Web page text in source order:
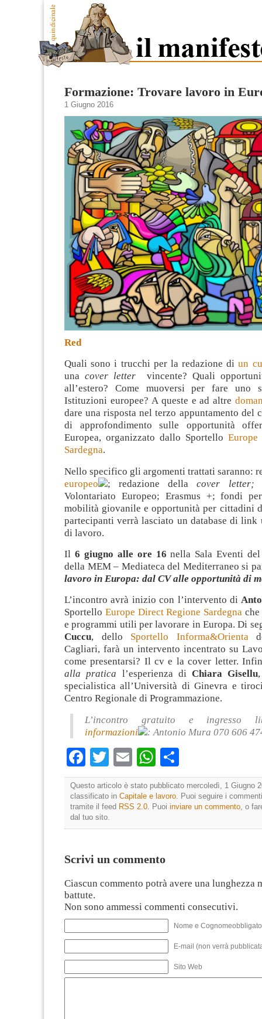
Formazione: Trovare lavoro in
1 Giugno 2016
Red
Quali sono i trucchi per la redazione di un
unacover letter
vincente? Quali
all’estero? Come muoversi per fare uno
Istituzioni europee? A queste e ad altre
dare una risposta nel terzo appuntamento del
di approfondimento sulle opportunità
Europea, organizzato dallo Sportello
Sardegna.
Nello specifico gli argomenti trattati saranno:
europeo
; redazione dellacover letter;
Volontariato Europeo; Erasmus +; fondi
mobilità giovanile e opportunità per cittadini
partecipanti verrà lasciato un database di
di lavoro.
Il 6 giugno alle ore 16 nella Sala Eventi
della MEM – Mediateca del Mediterraneo si
lavoro in Europa: dal CV alle opportunità di
L’incontro avrà inizio con l’intervento di
Sportello Europe Direct Regione Sardegna
e programmi utili per lavorare in Europa. Di
Cuccu, dello Sportello Informa&Orienta
Cagliari, farà un intervento incentrato su
come presentarsi? Il cv e la cover letter.
alla pratica l’esperienza diChiara Gisellu
specialistica all’Università di Ginevra e
Centro Regionale di Programmazione.
L’incontro gratuito e ingresso
informazioni
: Antonio Mura 070 606
Facebook
TwitterEmailWhatsApp
Questo articolo è stato pubblicato mercoledì, 1 Giugno
classificato in Capitale e lavoro . Puoi seguire i
tramite il feed RSS 2.0 . Puoi inviare un commento , o
dal tuo sito.
Scrivi un commento
Ciascun commento potrà avere una lunghezza
battute.
Non sono ammessi commenti consecutivi.
Nome e
E-mail (non verrà
Sito Web